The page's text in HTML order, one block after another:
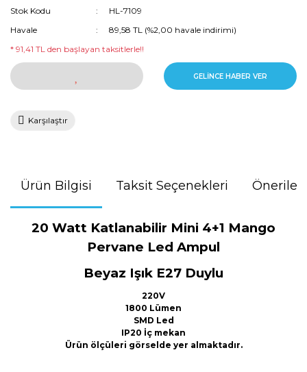
Stok Kodu
HL-7109
Havale
89,58 TL (%2,00 havale indirimi)
* 91,41 TL den başlayan taksitlerle!!
GELİNCE HABER VER
Karşılaştır
Ürün Bilgisi Taksit Seçenekleri
20 Watt Katlanabilir Mini 4+1 Mango
Pervane Led Ampul
Beyaz Işık E27 Duylu
220V
1800 Lümen
SMD Led
IP20 İç mekan
Ürün ölçüleri görselde yer almaktadır.